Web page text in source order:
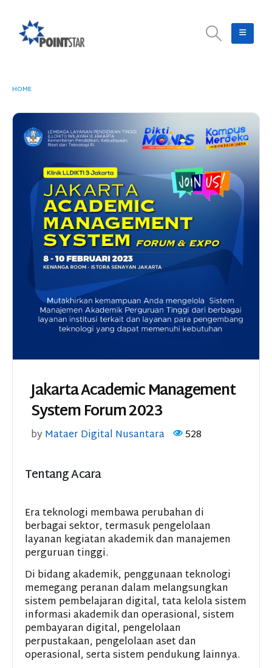
HOME
Jakarta Academic Management
System Forum 2023
byMataer Digital Nusantara 528
Tentang Acara
Era teknologi membawa perubahan di
berbagai sektor, termasuk pengelolaan
layanan kegiatan akademik dan manajemen
perguruan tinggi.
Di bidang akademik, penggunaan teknologi
memegang peranan dalam melangsungkan
sistem pembelajaran digital, tata kelola sistem
informasi akademik dan operasional, sistem
pembayaran digital, pengelolaan
perpustakaan, pengelolaan aset dan
operasional, serta sistem pendukung lainnya.